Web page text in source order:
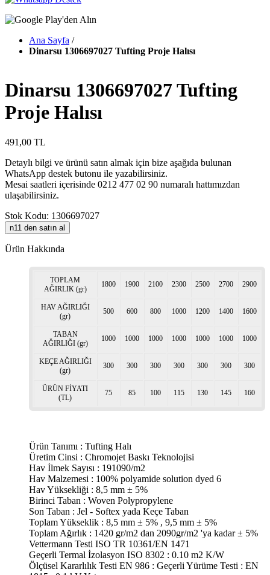
Ana Sayfa /
Dinarsu 1306697027 Tufting Proje Halısı
Dinarsu 1306697027 Tufting
Proje Halısı
491,00 TL
Detaylı bilgi ve ürünü satın almak için bize aşağıda bulunan
WhatsApp destek butonu ile yazabilirsiniz.
Mesai saatleri içerisinde 0212 477 02 90 numaralı hattımızdan
ulaşabilirsiniz.
Stok Kodu: 1306697027
n11 den satın al
Ürün Hakkında
TOPLAM
AĞIRLIK (gr)
1800 1900 2100 2300 2500 2700 2900
HAV AĞIRLIĞI
(gr)
500 600 800 1000 1200 1400 1600
TABAN
AĞIRLIĞI (gr)
1000 1000 1000 1000 1000 1000 1000
KEÇE AĞIRLIĞI
(gr)
300 300 300 300 300 300 300
ÜRÜN FİYATI
(TL)
75 85 100 115 130 145 160
Ürün Tanımı : Tufting Halı
Üretim Cinsi : Chromojet Baskı Teknolojisi
Hav İlmek Sayısı : 191090/m2
Hav Malzemesi : 100% polyamide solution dyed 6
Hav Yüksekliği : 8,5 mm ± 5%
Birinci Taban : Woven Polypropylene
Son Taban : Jel - Softex yada Keçe Taban
Toplam Yükseklik : 8,5 mm ± 5% , 9,5 mm ± 5%
Toplam Ağırlık : 1420 gr/m2 dan 2090gr/m2 'ya kadar ± 5%
Vettermann Testi ISO TR 10361/EN 1471
Geçerli Termal İzolasyon ISO 8302 : 0.10 m2 K/W
Ölçüsel Kararlılık Testi EN 986 : Geçerli Yürüme Testi : EN